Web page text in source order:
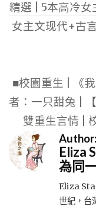
導
覽
精選 | 5本高冷
女主文现代+古
■校園重生 | 《
者：一只甜兔 |
雙重生言情 |
Author:
Eliza
為同
Eliza
世紀，台